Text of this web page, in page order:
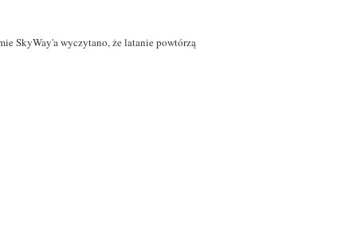
SkyWay'a wyczytano, że latanie powtórzą